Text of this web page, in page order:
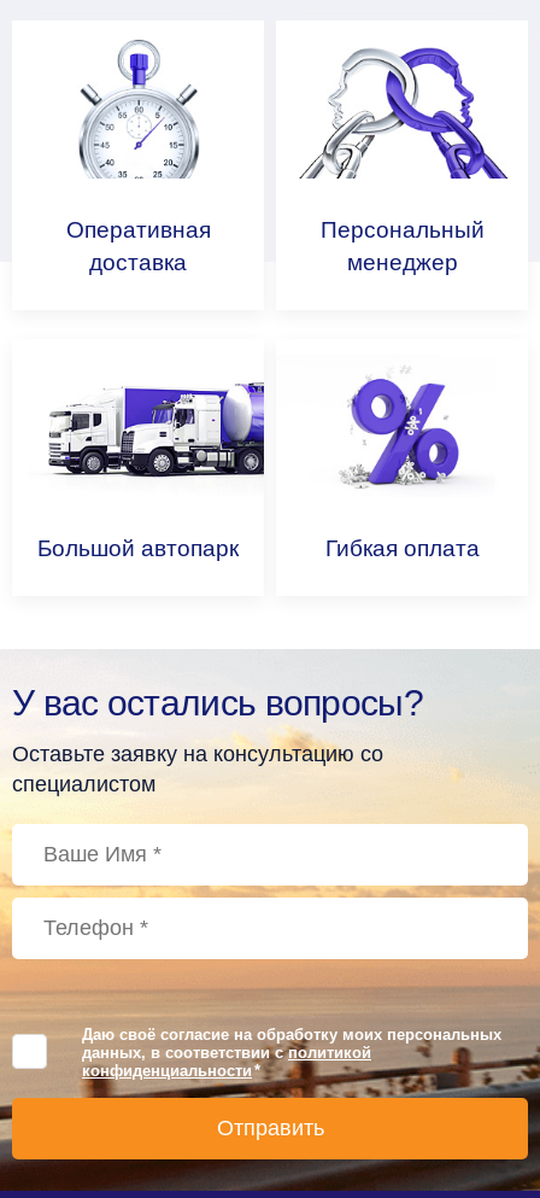
Оперативная
доставка
Персональный
менеджер
Большой автопарк Гибкая оплата
У вас остались вопросы?
Оставьте заявку на консультацию со
специалистом
Даю своё согласие на обработку моих персональных
данных, в соответствии сполитикой
конфиденциальности *